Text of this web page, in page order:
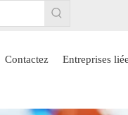
Contactez Entreprises